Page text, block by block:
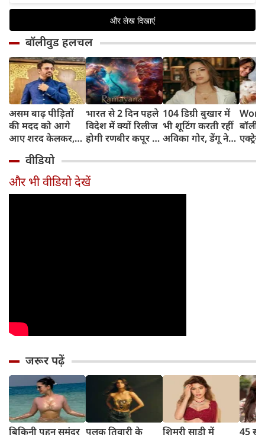
बॉलीवुड हलचल
असम बाढ़ पीड़ितों
की मदद को आगे
आए शरद केलकर,
साथ की भावुक
अपील
भारत से 2 दिन पहले
विदेश में क्यों रिलीज
होगी रणबीर कपूर की
मल्होत्रा ने बताया
रिलीज प्लान
104 डिग्री बुखार में
भी शूटिंग करती रहीं
अविका गोर, डेंगू ने
अस्पताल में भर्ती
प्यार
वीडियो
और भी वीडियो देखें
जरूर पढ़ें
बिकिनी पहन समंदर पलक तिवारी के शिमरी साड़ी में 45